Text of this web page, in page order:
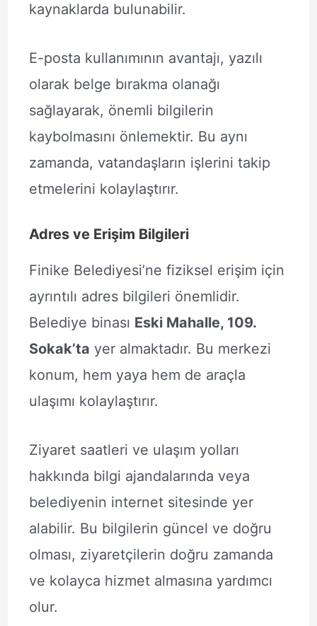
kaynaklarda bulunabilir.
E-posta kullanımının avantajı, yazılı
olarak belge bırakma olanağı
sağlayarak, önemli bilgilerin
kaybolmasını önlemektir. Bu aynı
zamanda, vatandaşların işlerini takip
etmelerini kolaylaştırır.
Adres ve Erişim Bilgileri
Finike Belediyesi’ne fiziksel erişim için
ayrıntılı adres bilgileri önemlidir.
Belediye binası Eski Mahalle, 109.
Sokak’ta yer almaktadır. Bu merkezi
konum, hem yaya hem de araçla
ulaşımı kolaylaştırır.
Ziyaret saatleri ve ulaşım yolları
hakkında bilgi ajandalarında veya
belediyenin internet sitesinde yer
alabilir. Bu bilgilerin güncel ve doğru
olması, ziyaretçilerin doğru zamanda
ve kolayca hizmet almasına yardımcı
olur.